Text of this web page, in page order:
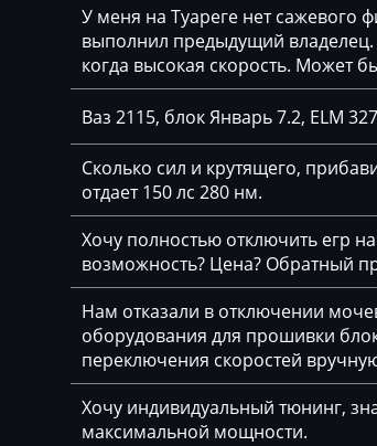
Chrysler
Citroen
Claas
Comacchio
Cupra
Daewoo
DAF
Daihatsu
У меня на Туареге нет сажевого
выполнил предыдущий
когда высокая скорость. Может
Ваз 2115, блок Январь 7.2, ELM
Сколько сил и крутящего,
отдает 150 лс 280 нм.
Хочу полностью отключить егр
возможность? Цена? Обратный
Нам отказали в отключении
оборудования для прошивки
переключения скоростей
Хочу индивидуальный тюнинг,
максимальной мощности.